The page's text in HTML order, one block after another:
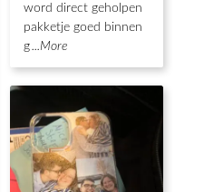
word direct geholpen
pakketje goed binnen
g ...More